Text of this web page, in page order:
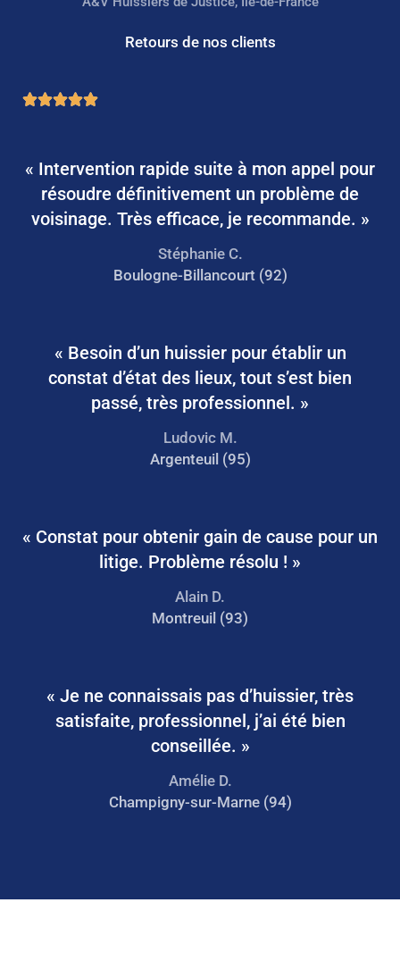
Retours de nos clients

t
é
5
« Intervention rapide suite à mon appel pour
résoudre définitivement un problème de
voisinage. Très efficace, je recommande. »
Stéphanie C.
Boulogne-Billancourt (92)
« Besoin d’un huissier pour établir un
constat d’état des lieux, tout s’est bien
passé, très professionnel. »
Ludovic M.
Argenteuil (95)
« Constat pour obtenir gain de cause pour un
litige. Problème résolu ! »
Alain D.
Montreuil (93)
« Je ne connaissais pas d’huissier, très
satisfaite, professionnel, j’ai été bien
conseillée. »
Amélie D.
Champigny-sur-Marne (94)